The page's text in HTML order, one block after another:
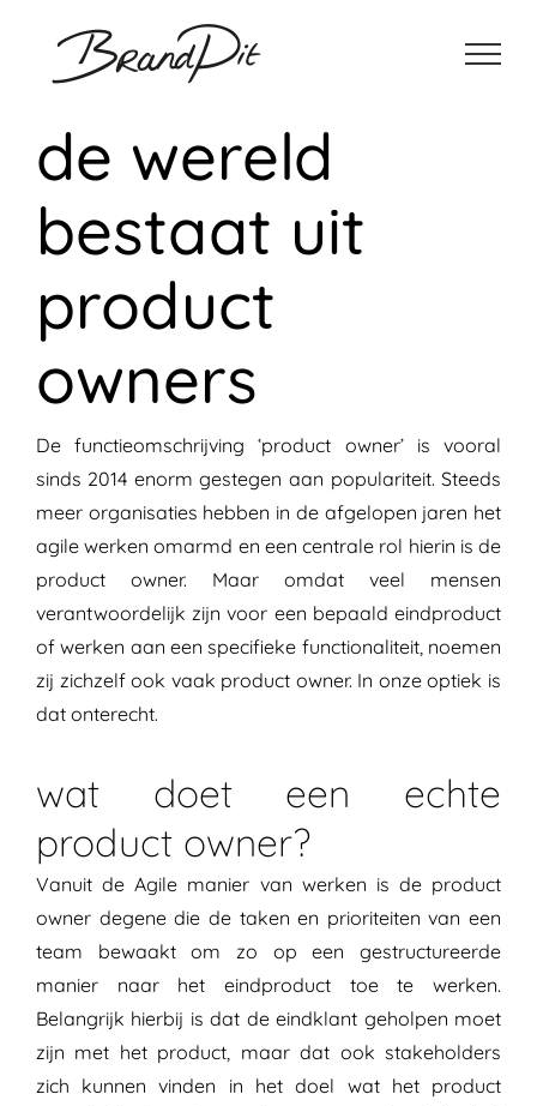
inhoud
de wereld
bestaat uit
product
owners
De functieomschrijving ‘product owner’ is vooral
sinds 2014 enorm gestegen aan populariteit. Steeds
meer organisaties hebben in de afgelopen jaren het
agile werken omarmd en een centrale rol hierin is de
product owner. Maar omdat veel mensen
verantwoordelijk zijn voor een bepaald eindproduct
of werken aan een specifieke functionaliteit, noemen
zij zichzelf ook vaak product owner. In onze optiek is
dat onterecht.
wat doet een echte
product owner?
Vanuit de Agile manier van werken is de product
owner degene die de taken en prioriteiten van een
team bewaakt om zo op een gestructureerde
manier naar het eindproduct toe te werken.
Belangrijk hierbij is dat de eindklant geholpen moet
zijn met het product, maar dat ook stakeholders
zich kunnen vinden in het doel wat het product